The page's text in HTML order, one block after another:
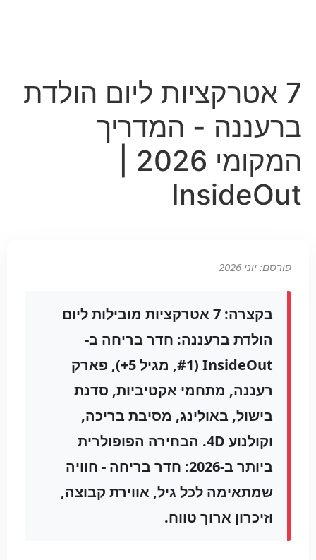
7 אטרקציות ליום הולדת
ברעננה - המדריך
InsideOut
פורסם: יוני 2026
בקצרה:
7 אטרקציות מובילות ליום
הולדת ברעננה: חדר בריחה ב-
InsideOut (#1, מגיל 5+), פארק
רעננה, מתחמי אקטיביות, סדנת
בישול, באולינג, מסיבת בריכה,
וקולנוע 4D. הבחירה הפופולרית
ביותר ב-2026: חדר בריחה - חוויה
שמתאימה לכל גיל, אווירת קבוצה,
וזיכרון ארוך טווח.